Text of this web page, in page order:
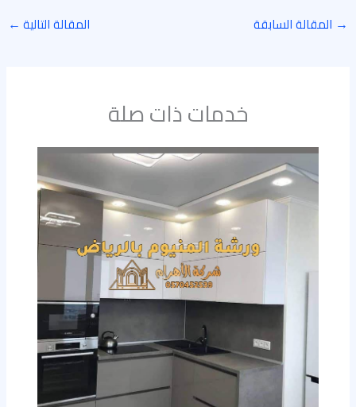
→ المقالة السابقة المقالة التالية ←
خدمات ذات صلة